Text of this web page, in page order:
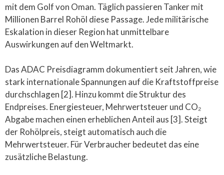
mit dem Golf von Oman. Täglich passieren Tanker mit
Millionen Barrel Rohöl diese Passage. Jede militärische
Eskalation in dieser Region hat unmittelbare
Auswirkungen auf den Weltmarkt.
Das ADAC Preisdiagramm dokumentiert seit Jahren, wie
stark internationale Spannungen auf die Kraftstoffpreise
durchschlagen [2]. Hinzu kommt die Struktur des
Endpreises. Energiesteuer, Mehrwertsteuer und CO₂
Abgabe machen einen erheblichen Anteil aus [3]. Steigt
der Rohölpreis, steigt automatisch auch die
Mehrwertsteuer. Für Verbraucher bedeutet das eine
zusätzliche Belastung.